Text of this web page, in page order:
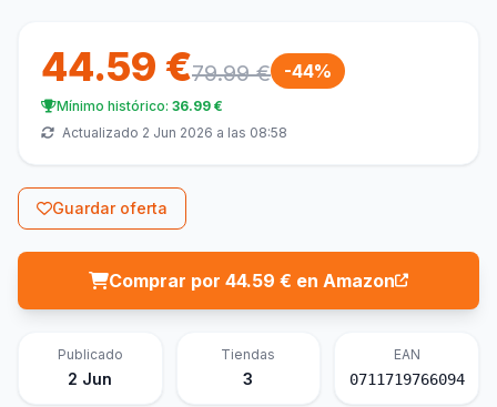
44.59 €79.99 € -44%
Mínimo histórico: 36.99 €
Actualizado 2 Jun 2026 a las 08:58
Guardar oferta
Comprar por 44.59 € en Amazon
Publicado
2 Jun
Tiendas
3
EAN
0711719766094